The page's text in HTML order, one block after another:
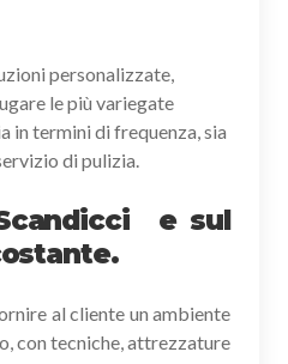
personalizzate,
le più variegate
in termini di frequenza, sia
di pulizia.
e sul
al cliente un ambiente
con tecniche, attrezzature